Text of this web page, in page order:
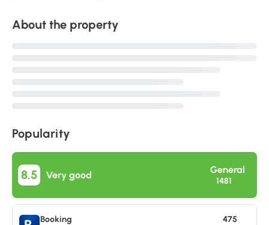
About the property
Popularity
8.5 Very good General
1481
Booking
475